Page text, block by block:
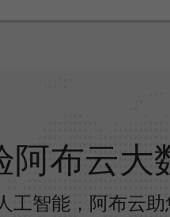
阿布云大
工智能，阿布云